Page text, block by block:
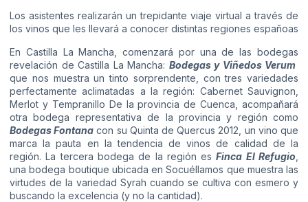
Los asistentes realizarán un trepidante viaje virtual a través de
los vinos que les llevará a conocer distintas regiones españoas
En Castilla La Mancha, comenzará por una de las bodegas
revelación de Castilla La Mancha: Bodegas y Viñedos Verum
que nos muestra un tinto sorprendente, con tres variedades
perfectamente aclimatadas a la región: Cabernet Sauvignon,
Merlot y Tempranillo De la provincia de Cuenca, acompañará
otra bodega representativa de la provincia y región como
Bodegas Fontana con su Quinta de Quercus 2012, un vino que
marca la pauta en la tendencia de vinos de calidad de la
región. La tercera bodega de la región esFinca El Refugio
una bodega boutique ubicada en Socuéllamos que muestra las
virtudes de la variedad Syrah cuando se cultiva con esmero y
buscando la excelencia (y no la cantidad).